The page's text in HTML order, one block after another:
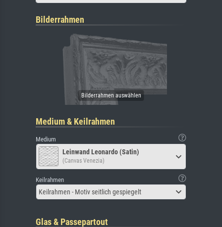
Bilderrahmen
Medium & Keilrahmen
Medium
Leinwand Leonardo (Satin)
(Canvas Venezia)
Keilrahmen
Keilrahmen - Motiv seitlich gespiegelt
Glas & Passepartout